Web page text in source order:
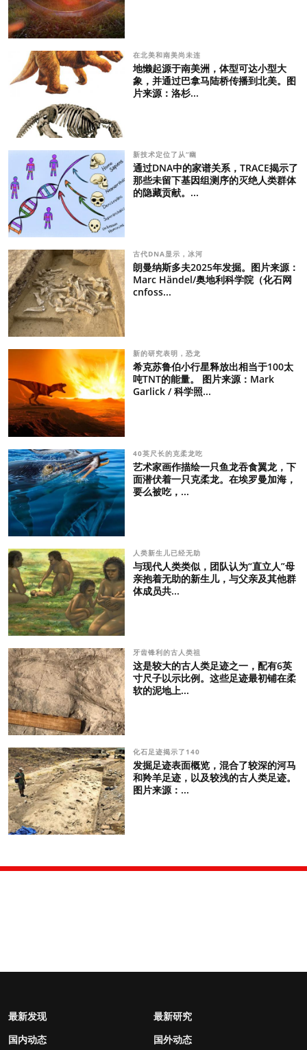
在北美和南美尚未连
地懒起源于南美洲，体型可达小型大
象，并通过巴拿马陆桥传播到北美。图
片来源：洛杉...
新技术定位了从“幽
通过DNA中的家谱关系，TRACE揭示了
那些未留下基因组测序的灭绝人类群体
的隐藏贡献。...
古代DNA显示，冰河
朗曼纳斯多夫2025年发掘。图片来源：
Marc Händel/奥地利科学院（化石网
cnfoss...
新的研究表明，恐龙
希克苏鲁伯小行星释放出相当于100太
吨TNT的能量。 图片来源：Mark
Garlick / 科学照...
40英尺长的克柔龙吃
艺术家画作描绘一只鱼龙吞食翼龙，下
面潜伏着一只克柔龙。在埃罗曼加海，
要么被吃，...
人类新生儿已经无助
与现代人类类似，团队认为“直立人”母
亲抱着无助的新生儿，与父亲及其他群
体成员共...
牙齿锋利的古人类祖
这是较大的古人类足迹之一，配有6英
寸尺子以示比例。这些足迹最初铺在柔
软的泥地上...
化石足迹揭示了140
发掘足迹表面概览，混合了较深的河马
和羚羊足迹，以及较浅的古人类足迹。
图片来源：...
最新发现
最新研究
国内动态
国外动态